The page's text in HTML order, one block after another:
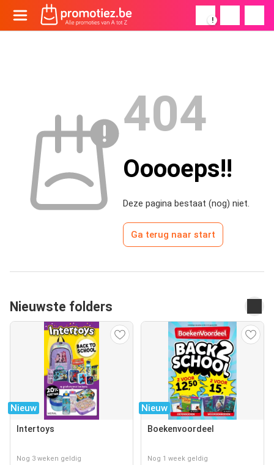
!
404
Ooooeps!!
Deze pagina bestaat (nog) niet.
Ga terug naar start
Nieuwste folders
Nieuw
Intertoys
Nog 3 weken geldig
Nieuw
Boekenvoordeel
Nog 1 week geldig